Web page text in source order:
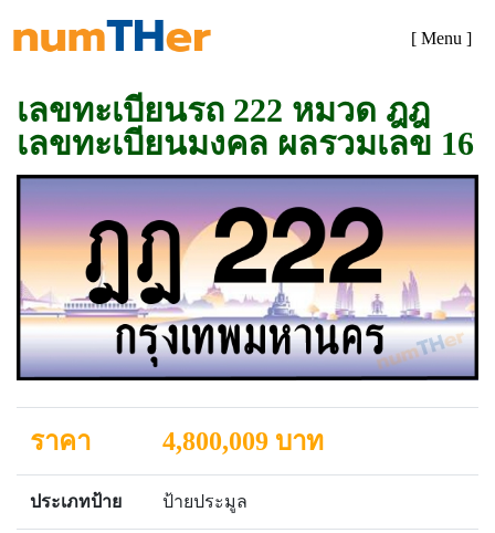
[ Menu ]
เลขทะเบียนรถ 222 หมวด ฎฎ
เลขทะเบียนมงคล ผลรวมเลข 16
ราคา 4,800,009 บาท
ประเภทป้าย ป้ายประมูล